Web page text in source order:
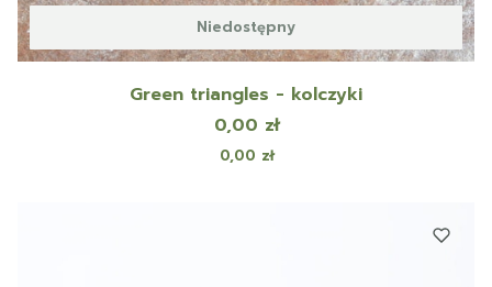
Niedostępny
Green triangles - kolczyki
Cena
0,00 zł
Cena
0,00 zł